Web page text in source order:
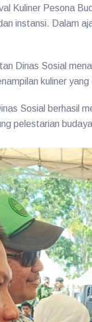
Kuliner Pesona
instansi. Dalam
Dinas Sosial
kuliner
Sosial berhasil
pelestarian